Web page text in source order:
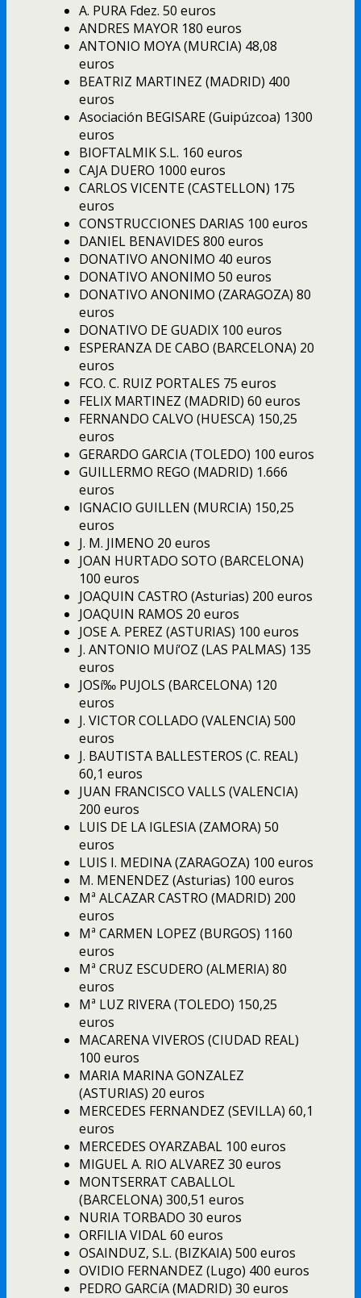
A. PURA Fdez. 50 euros
ANDRES MAYOR 180 euros
ANTONIO MOYA (MURCIA) 48,08
euros
BEATRIZ MARTINEZ (MADRID) 400
euros
Asociación BEGISARE (Guipúzcoa) 1300
euros
BIOFTALMIK S.L. 160 euros
CAJA DUERO 1000 euros
CARLOS VICENTE (CASTELLON) 175
euros
CONSTRUCCIONES DARIAS 100 euros
DANIEL BENAVIDES 800 euros
DONATIVO ANONIMO 40 euros
DONATIVO ANONIMO 50 euros
DONATIVO ANONIMO (ZARAGOZA) 80
euros
DONATIVO DE GUADIX 100 euros
ESPERANZA DE CABO (BARCELONA) 20
euros
FCO. C. RUIZ PORTALES 75 euros
FELIX MARTINEZ (MADRID) 60 euros
FERNANDO CALVO (HUESCA) 150,25
euros
GERARDO GARCIA (TOLEDO) 100 euros
GUILLERMO REGO (MADRID) 1.666
euros
IGNACIO GUILLEN (MURCIA) 150,25
euros
J. M. JIMENO 20 euros
JOAN HURTADO SOTO (BARCELONA)
100 euros
JOAQUIN CASTRO (Asturias) 200 euros
JOAQUIN RAMOS 20 euros
JOSE A. PEREZ (ASTURIAS) 100 euros
J. ANTONIO MUí‘OZ (LAS PALMAS) 135
euros
JOSí‰ PUJOLS (BARCELONA) 120
euros
J. VICTOR COLLADO (VALENCIA) 500
euros
J. BAUTISTA BALLESTEROS (C. REAL)
60,1 euros
JUAN FRANCISCO VALLS (VALENCIA)
200 euros
LUIS DE LA IGLESIA (ZAMORA) 50
euros
LUIS I. MEDINA (ZARAGOZA) 100 euros
M. MENENDEZ (Asturias) 100 euros
Mª ALCAZAR CASTRO (MADRID) 200
euros
Mª CARMEN LOPEZ (BURGOS) 1160
euros
Mª CRUZ ESCUDERO (ALMERIA) 80
euros
Mª LUZ RIVERA (TOLEDO) 150,25
euros
MACARENA VIVEROS (CIUDAD REAL)
100 euros
MARIA MARINA GONZALEZ
(ASTURIAS) 20 euros
MERCEDES FERNANDEZ (SEVILLA) 60,1
euros
MERCEDES OYARZABAL 100 euros
MIGUEL A. RIO ALVAREZ 30 euros
MONTSERRAT CABALLOL
(BARCELONA) 300,51 euros
NURIA TORBADO 30 euros
ORFILIA VIDAL 60 euros
OSAINDUZ, S.L. (BIZKAIA) 500 euros
OVIDIO FERNANDEZ (Lugo) 400 euros
PEDRO GARCíA (MADRID) 30 euros